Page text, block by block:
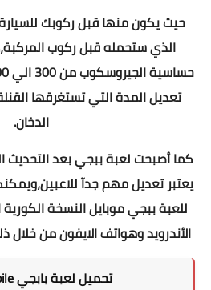
حيث يكون منها قبل ركوبك
الذي ستحمله قبل ركوب
تعديل المدة التي تستغرقها
الدخان.
كما أصبحت لعبة ببجي بعد التحديث
يعتبر تعديل مهم جدآ
للعبة ببجي موبايل النسخة
الأندرويد وهواتف الايفون من خلال
تحميل لعبة بابجي pubg mobile